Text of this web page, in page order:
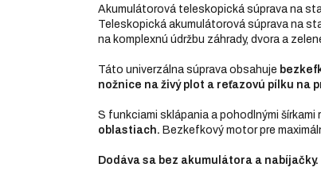
Akumulátorová teleskopická súprava na
Teleskopická akumulátorová súprava na
na komplexnú údržbu záhrady, dvora a
Táto univerzálna súprava obsahuje
nožnice na živý plot a reťazovú pílku na
S funkciami sklápania a pohodlnými šírkami
oblastiach. Bezkefkový motor pre
Dodáva sa bez akumulátora a nabíjačky.